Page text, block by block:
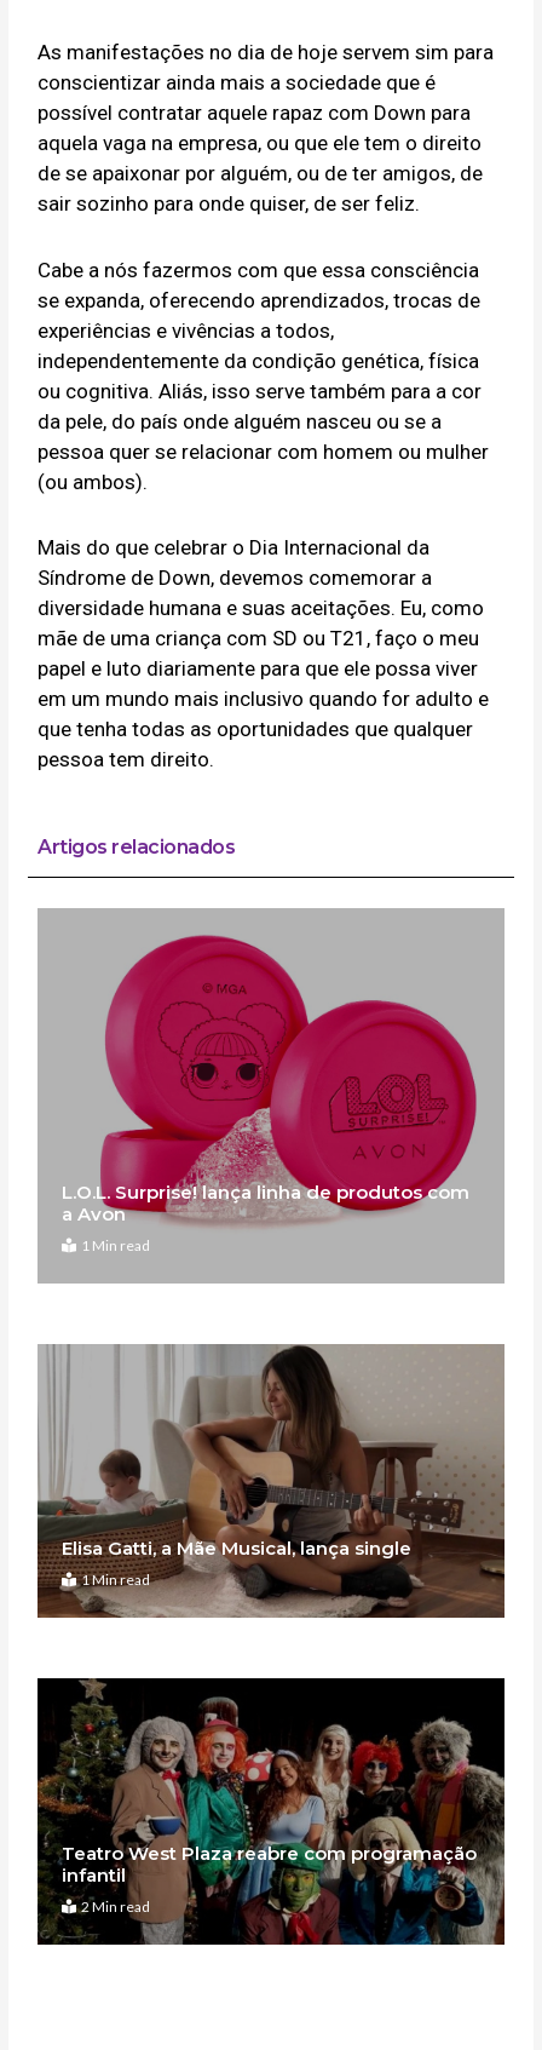
As manifestações no dia de hoje servem sim para
conscientizar ainda mais a sociedade que é
possível contratar aquele rapaz com Down para
aquela vaga na empresa, ou que ele tem o direito
de se apaixonar por alguém, ou de ter amigos, de
sair sozinho para onde quiser, de ser feliz.
Cabe a nós fazermos com que essa consciência
se expanda, oferecendo aprendizados, trocas de
experiências e vivências a todos,
independentemente da condição genética, física
ou cognitiva. Aliás, isso serve também para a cor
da pele, do país onde alguém nasceu ou se a
pessoa quer se relacionar com homem ou mulher
(ou ambos).
Mais do que celebrar o Dia Internacional da
Síndrome de Down, devemos comemorar a
diversidade humana e suas aceitações. Eu, como
mãe de uma criança com SD ou T21, faço o meu
papel e luto diariamente para que ele possa viver
em um mundo mais inclusivo quando for adulto e
que tenha todas as oportunidades que qualquer
pessoa tem direito.
Artigos relacionados
L.O.L. Surprise! lança linha de produtos com
a Avon
1 Min read
Elisa Gatti, a Mãe Musical, lança single
1 Min read
Teatro West Plaza reabre com programação
infantil
2 Min read